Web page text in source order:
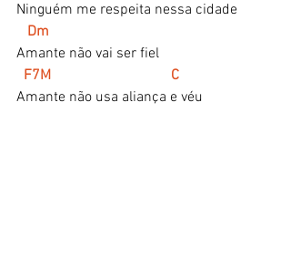
Ninguém me respeita nessa cidade
   Dm
Amante não vai ser fiel
F7M                                 C
Amante não usa aliança e véu